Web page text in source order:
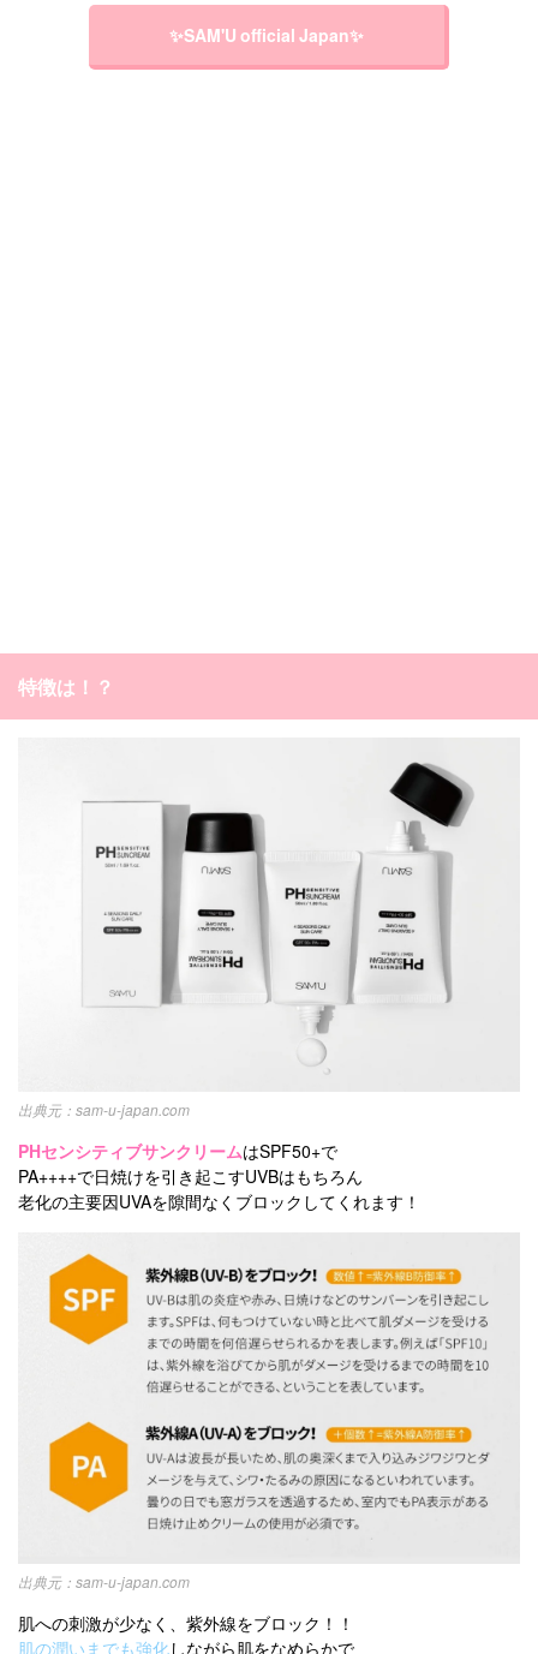
✨SAM'U official Japan✨
特徴は！？
sam-u-japan.com
PHセンシティブサンクリームはSPF50+で
PA++++で日焼けを引き起こすUVBはもちろん
老化の主要因UVAを隙間なくブロックしてくれます！
sam-u-japan.com
肌への刺激が少なく、紫外線をブロック！！
肌の潤いまでも強化しながら肌をなめらかで